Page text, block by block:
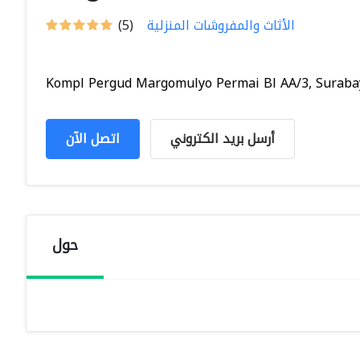
(5) الأثاث والمفروشات المنزلية
Kompl Pergud Margomulyo Permai Bl AA/3,
اتصل الآن أرسل بريد الكتروني
حول